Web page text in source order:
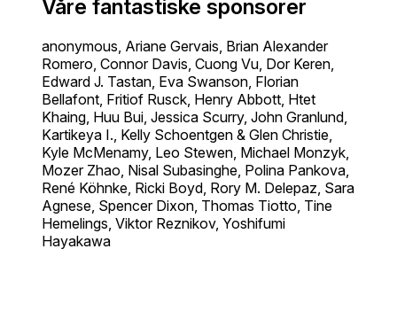
Våre fantastiske sponsorer
anonymous, Ariane Gervais, Brian Alexander
Romero, Connor Davis, Cuong Vu, Dor Keren,
Edward J. Tastan, Eva Swanson, Florian
Bellafont, Fritiof Rusck, Henry Abbott, Htet
Khaing, Huu Bui, Jessica Scurry, John Granlund,
Kartikeya I., Kelly Schoentgen & Glen Christie,
Kyle McMenamy, Leo Stewen, Michael Monzyk,
Mozer Zhao, Nisal Subasinghe, Polina Pankova,
René Köhnke, Ricki Boyd, Rory M. Delepaz, Sara
Agnese, Spencer Dixon, Thomas Tiotto, Tine
Hemelings, Viktor Reznikov, Yoshifumi
Hayakawa